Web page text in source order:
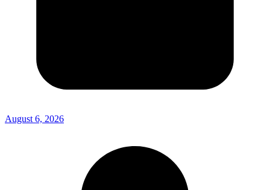
August 6, 2026